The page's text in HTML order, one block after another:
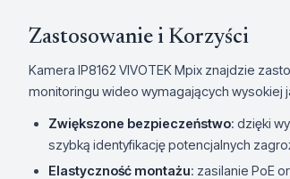
Zastosowanie i Korzyści
Kamera IP8162 VIVOTEK Mpix znajdzie
monitoringu wideo wymagających wysokiej
Zwiększone bezpieczeństwo: dzięki
szybką identyfikację potencjalnych
Elastyczność montażu: zasilanie PoE